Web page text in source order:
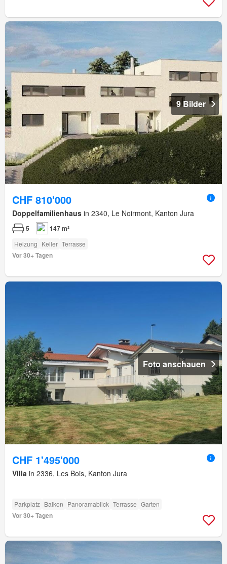
9 Bilder
CHF 810'000
Doppelfamilienhaus in 2340, Le Noirmont, Kanton Jura
5 147 m²
Heizung Keller Terrasse
Vor 30+ Tagen
Foto anschauen
CHF 1'495'000
Villa in 2336, Les Bois, Kanton Jura
Parkplatz Balkon Panoramablick Terrasse Garten
Vor 30+ Tagen